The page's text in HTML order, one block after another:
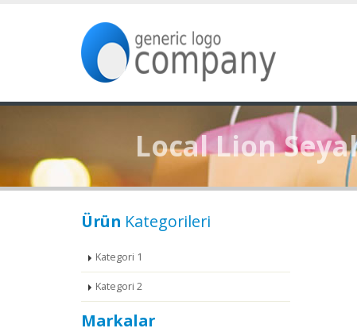
Local Lion
Ürün Kategorileri
Kategori 1
Kategori 2
Markalar